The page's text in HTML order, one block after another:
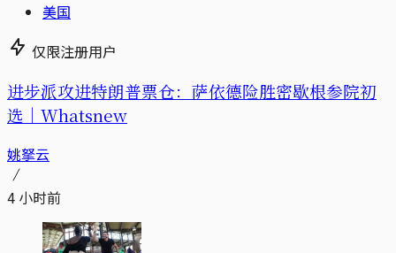
美国
仅限注册用户
进步派攻进特朗普票仓：萨依德险胜密歇根参院初
选｜Whatsnew
姚拏云
4 小时前